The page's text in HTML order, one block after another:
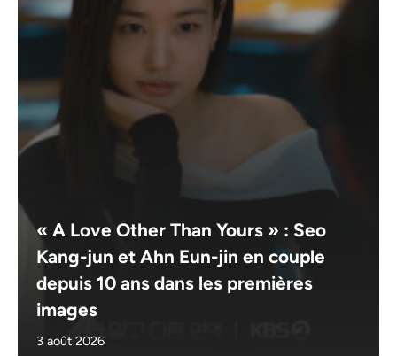
« A Love Other Than Yours » : Seo
Kang-jun et Ahn Eun-jin en couple
depuis 10 ans dans les premières
images
3 août 2026